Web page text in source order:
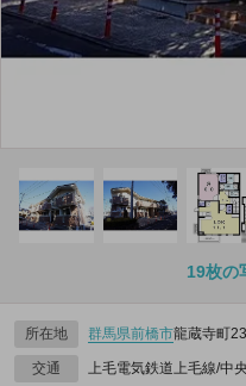
19枚の
所在地 群馬県前橋市龍蔵寺町
交通 上毛電気鉄道上毛線/中